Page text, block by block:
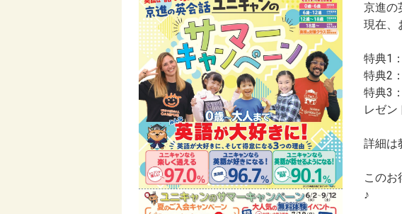
京進の
現在、
特典1
特典2
特典3
レゼ
詳細は
このお
♪